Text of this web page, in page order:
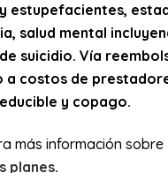
estupefacientes,
salud mental
suicidio. Vía
a costos de
y copago.
más información sobre
planes.